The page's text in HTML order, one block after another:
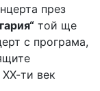
през
той ще
с програма,
ти век